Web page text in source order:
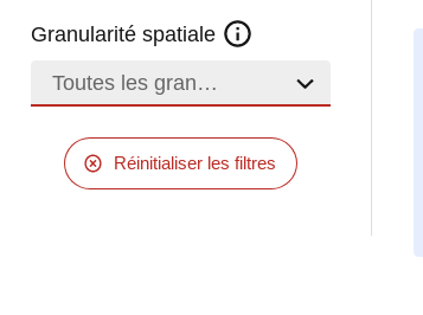
Granularité spatiale
Toutes les granularités
Réinitialiser les filtres